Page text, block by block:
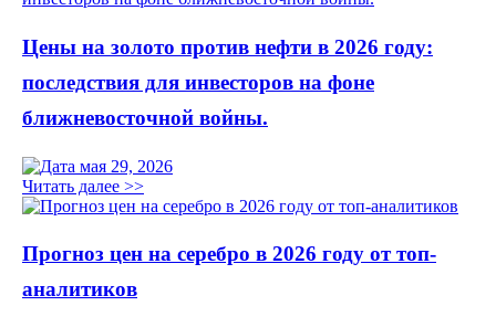
Цены на золото против нефти в 2026 году:
последствия для инвесторов на фоне
ближневосточной войны.
мая 29, 2026
Читать далее >>
Прогноз цен на серебро в 2026 году от топ-
аналитиков